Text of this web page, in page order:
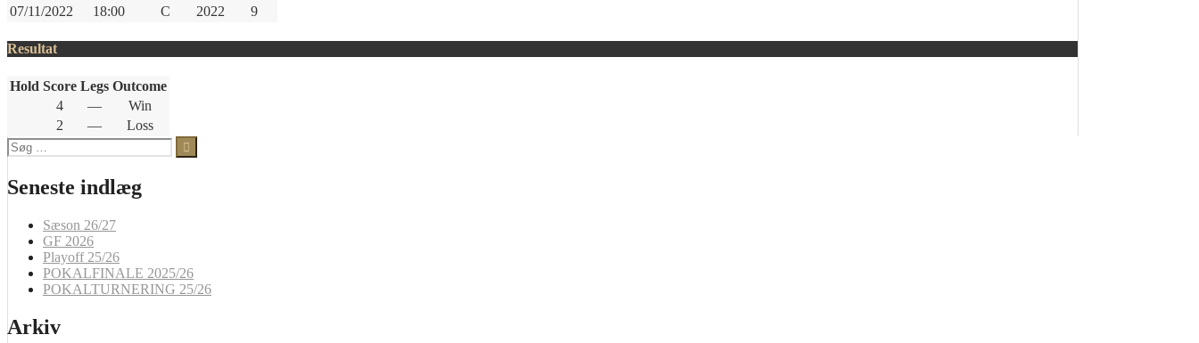
07/11/2022
18:00 C 2022 9
Resultat
Hold Score Legs Outcome
4
—
Win
2
—
Loss
Søg
efter:
Seneste indlæg
Sæson 26/27
GF 2026
Playoff 25/26
POKALFINALE 2025/26
POKALTURNERING 25/26
Arkiv